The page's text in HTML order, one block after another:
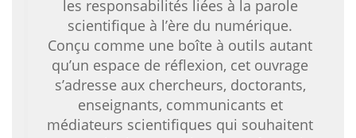
les responsabilités liées à la parole
scientifique à l’ère du numérique.
Conçu comme une boîte à outils autant
qu’un espace de réflexion, cet ouvrage
s’adresse aux chercheurs, doctorants,
enseignants, communicants et
médiateurs scientifiques qui souhaitent